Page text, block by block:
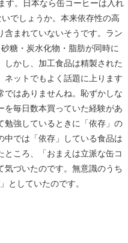
す。日本なら缶コーヒーは入れ
でしょうか。本来依存性の高
含まれていないそうです。ラン
糖・炭水化物・脂肪が同時に
かし、加工食品は精製された
ネットでもよく話題に上ります
ではありませんね。恥ずかしな
を毎日数本買っていた経験があ
勉強しているときに「依存」の
中では「依存」している食品は
ところ、「おまえは立派な缶コ
気づいたのです。無意識のうち
としていたのです。